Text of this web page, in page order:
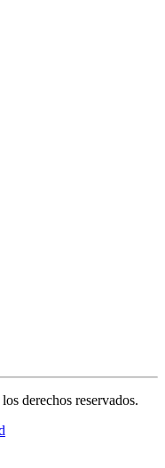
derechos reservados.